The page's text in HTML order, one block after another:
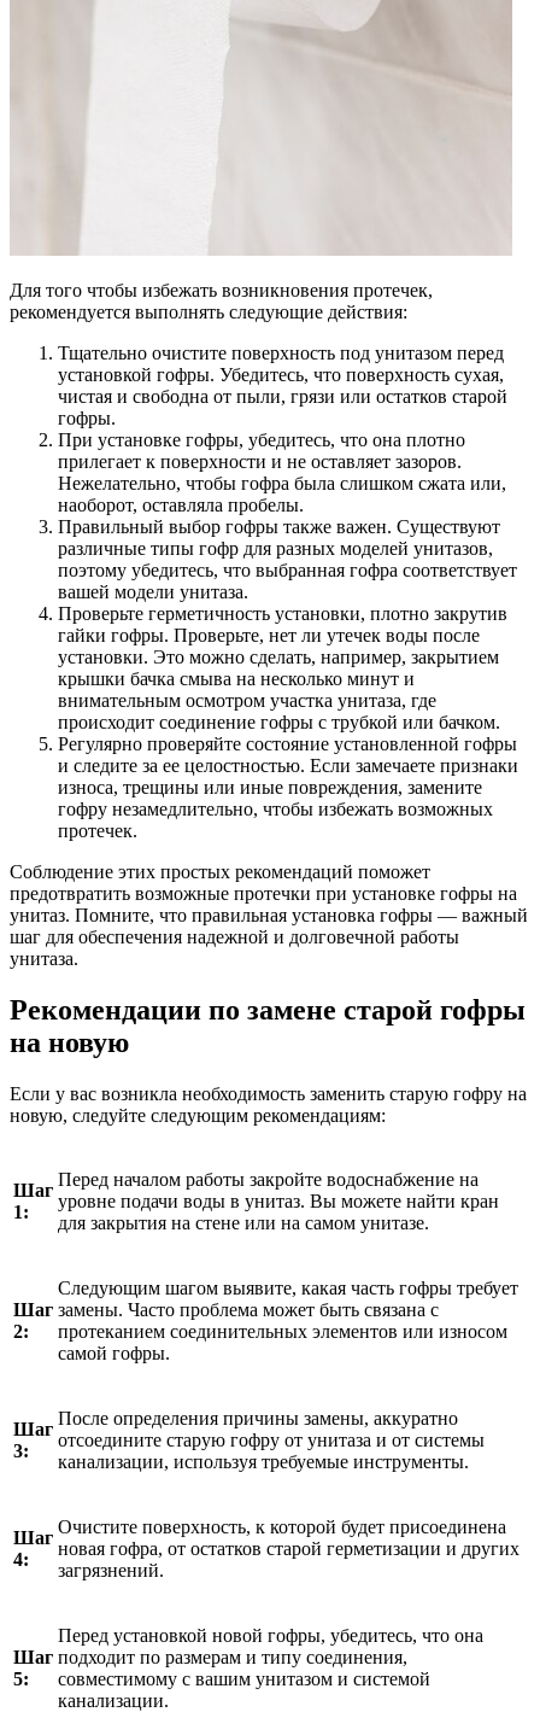
Для того чтобы избежать возникновения протечек,
рекомендуется выполнять следующие действия:
Тщательно очистите поверхность под унитазом перед
установкой гофры. Убедитесь, что поверхность сухая,
чистая и свободна от пыли, грязи или остатков старой
гофры.
При установке гофры, убедитесь, что она плотно
прилегает к поверхности и не оставляет зазоров.
Нежелательно, чтобы гофра была слишком сжата или,
наоборот, оставляла пробелы.
Правильный выбор гофры также важен. Существуют
различные типы гофр для разных моделей унитазов,
поэтому убедитесь, что выбранная гофра соответствует
вашей модели унитаза.
Проверьте герметичность установки, плотно закрутив
гайки гофры. Проверьте, нет ли утечек воды после
установки. Это можно сделать, например, закрытием
крышки бачка смыва на несколько минут и
внимательным осмотром участка унитаза, где
происходит соединение гофры с трубкой или бачком.
Регулярно проверяйте состояние установленной гофры
и следите за ее целостностью. Если замечаете признаки
износа, трещины или иные повреждения, замените
гофру незамедлительно, чтобы избежать возможных
протечек.
Соблюдение этих простых рекомендаций поможет
предотвратить возможные протечки при установке гофры на
унитаз. Помните, что правильная установка гофры — важный
шаг для обеспечения надежной и долговечной работы
унитаза.
Рекомендации по замене старой гофры
на новую
Если у вас возникла необходимость заменить старую гофру на
новую, следуйте следующим рекомендациям:
Шаг
1:
Перед началом работы закройте водоснабжение на
уровне подачи воды в унитаз. Вы можете найти кран
для закрытия на стене или на самом унитазе.
Шаг
2:
Следующим шагом выявите, какая часть гофры требует
замены. Часто проблема может быть связана с
протеканием соединительных элементов или износом
самой гофры.
Шаг
3:
После определения причины замены, аккуратно
отсоедините старую гофру от унитаза и от системы
канализации, используя требуемые инструменты.
Шаг
4:
Очистите поверхность, к которой будет присоединена
новая гофра, от остатков старой герметизации и других
загрязнений.
Шаг
5:
Перед установкой новой гофры, убедитесь, что она
подходит по размерам и типу соединения,
совместимому с вашим унитазом и системой
канализации.